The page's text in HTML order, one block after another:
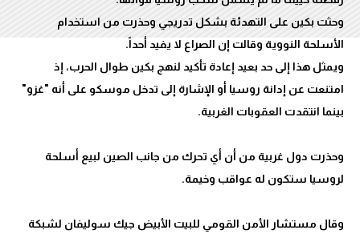
وحثت بكين على التهدئة بشكل تدريجي وحذرت من استخدام
ويمثل هذا إلى حد بعيد إعادة تأكيد لنهج بكين طوال الحرب، إذ
امتنعت عن إدانة روسيا أو الإشارة إلى تدخل موسكو على أنه "غزو"
وحذرت دول غربية من أن أي تحرك من جانب الصين لبيع أسلحة
وقال مستشار الأمن القومي للبيت الأبيض جيك سوليفان لشبكة